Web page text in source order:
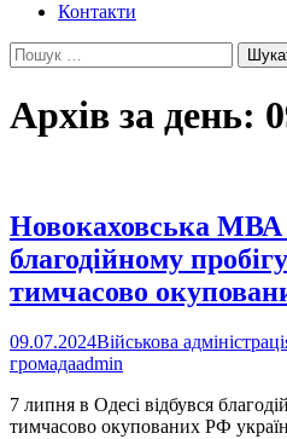
Контакти
Пошук:
Архів за день:
Новокаховська МВА
благодійному
тимчасово
09.07.2024Військова
громадаadmin
7 липня в Одесі відбувся
тимчасово окупованих РФ